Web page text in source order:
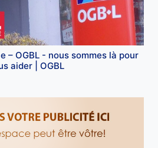
– OGBL - nous sommes là pour
aider | OGBL